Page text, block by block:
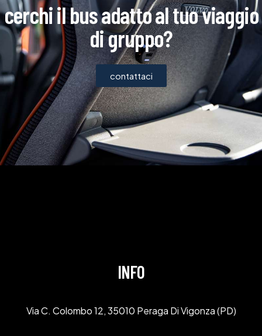
cerchi il bus adatto al tuo viaggio
di gruppo?
contattaci
INFO
Via C. Colombo 12, 35010 Peraga Di Vigonza (PD)